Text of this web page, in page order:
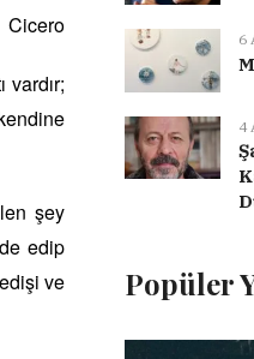
Cicero
şey
edip
ve
6
4
Popüler